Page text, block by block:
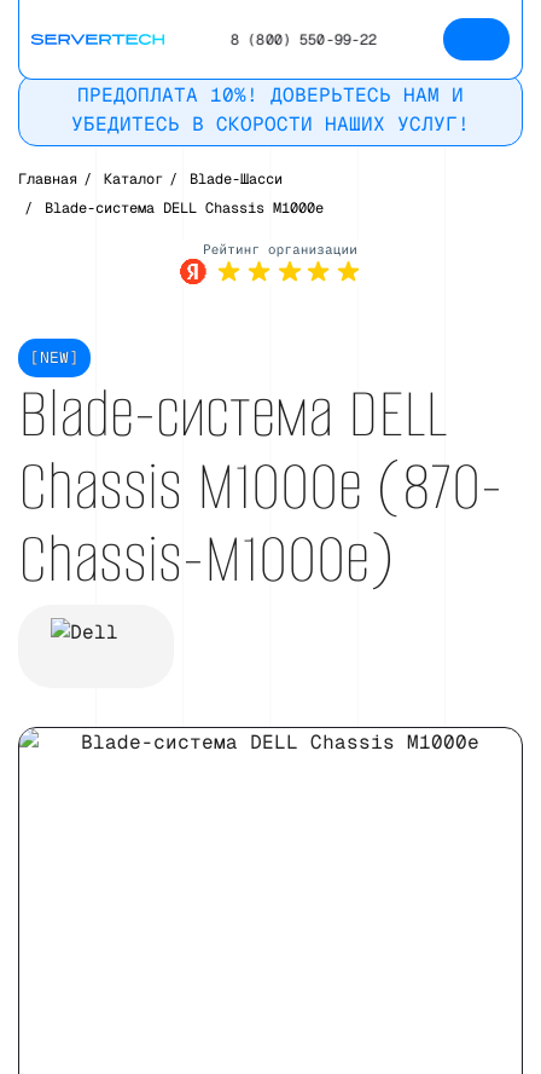
8 (800) 550-99-22
ПРЕДОПЛАТА 10%! ДОВЕРЬТЕСЬ НАМ И
УБЕДИТЕСЬ В СКОРОСТИ НАШИХ УСЛУГ!
Главная / Каталог /
Blade-Шасси
/
Blade-система DELL Chassis M1000e
[NEW]
Blade-система DELL
Chassis M1000e (870-
Chassis-M1000e)